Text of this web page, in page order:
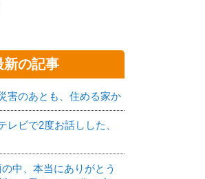
新の記事
害のあとも、住める家か
レビで2度お話しした、
中、本当にありがとう